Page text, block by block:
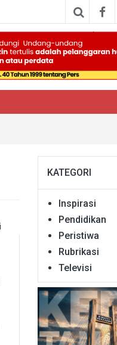
KATEGORI
Inspirasi
Pendidikan
Peristiwa
Rubrikasi
Televisi